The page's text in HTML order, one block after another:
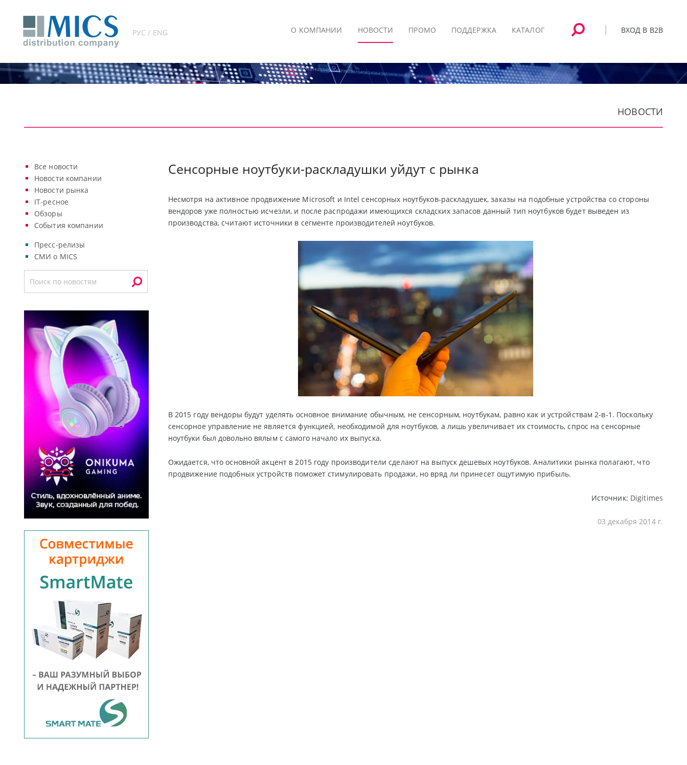
РУС / ENG ВХОД В B2B
О КОМПАНИИ НОВОСТИ ПРОМО ПОДДЕРЖКА КАТАЛОГ
НОВОСТИ
Все новости
Новости компании
Новости рынка
IT-ресное
Обзоры
События компании
Пресс-релизы
СМИ о MICS
Сенсорные ноутбуки-раскладушки уйдут с рынка
Несмотря на активное продвижение Microsoft и Intel сенсорных ноутбуков-раскладушек, заказы на подобные устройства со стороны
вендоров уже полностью исчезли, и после распродажи имеющихся складских запасов данный тип ноутбуков будет выведен из
производства, считают источники в сегменте производителей ноутбуков.
В 2015 году вендоры будут уделять основное внимание обычным, не сенсорным, ноутбукам, равно как и устройствам 2-в-1. Поскольку
сенсорное управление не является функцией, необходимой для ноутбуков, а лишь увеличивает их стоимость, спрос на сенсорные
ноутбуки был довольно вялым с самого начало их выпуска.
Ожидается, что основной акцент в 2015 году производители сделают на выпуск дешевых ноутбуков. Аналитики рынка полагают, что
продвижение подобных устройств поможет стимулировать продажи, но вряд ли принесет ощутимую прибыль.
Источник: Digitimes
03 декабря 2014 г.